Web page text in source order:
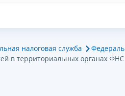
налоговая служба
в территориальных органах ФНС